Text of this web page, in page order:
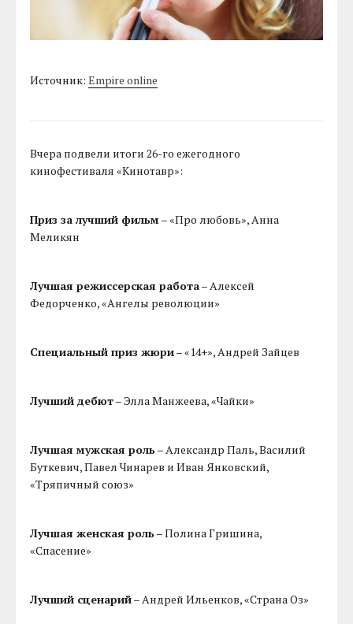
Источник:Empire online
Вчера подвели итоги 26-го ежегодного
кинофестиваля «Кинотавр»:
Приз за лучший фильм– «Про любовь», Анна
Меликян
Лучшая режиссерская работа– Алексей
Федорченко, «Ангелы революции»
Специальный приз жюри– «14+», Андрей Зайцев
Лучший дебют– Элла Манжеева, «Чайки»
Лучшая мужская роль– Александр Паль, Василий
Буткевич, Павел Чинарев и Иван Янковский,
«Тряпичный союз»
Лучшая женская роль– Полина Гришина,
«Спасение»
Лучший сценарий– Андрей Ильенков, «Страна Оз»